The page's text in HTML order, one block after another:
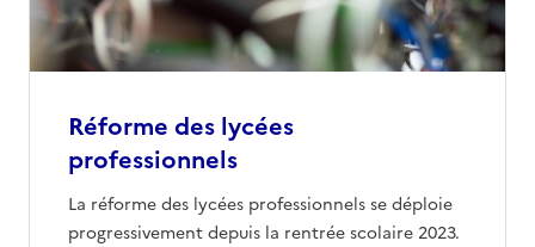
Réforme des lycées
professionnels
La réforme des lycées professionnels se déploie
progressivement depuis la rentrée scolaire 2023.